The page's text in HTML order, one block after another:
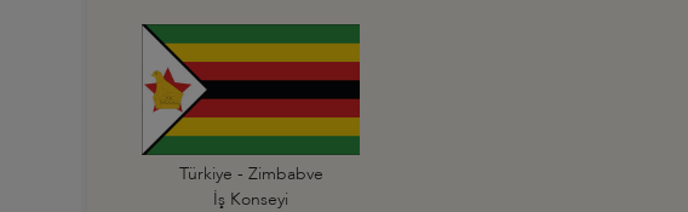
Türkiye - Zimbabve
İş Konseyi